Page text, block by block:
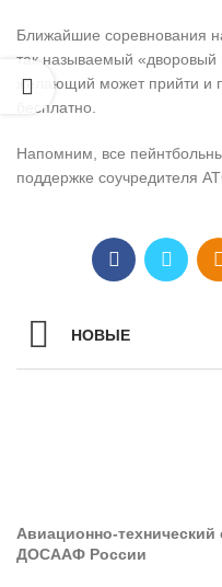
Ближайшие соревнования
так называемый «дворовый
желающий может прийти и
бесплатно.
Напомним, все
поддержке соучредителя
НОВЫЕ
Авиационно-
ДОСААФ России